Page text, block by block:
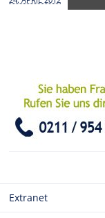
Extranet